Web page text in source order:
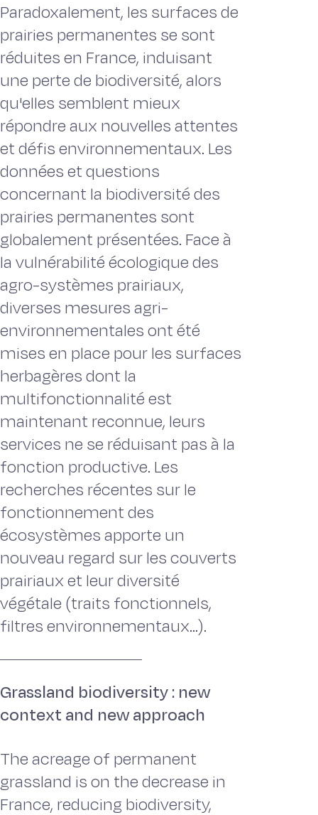
Paradoxalement, les surfaces de
prairies permanentes se sont
réduites en France, induisant
une perte de biodiversité, alors
qu'elles semblent mieux
répondre aux nouvelles attentes
et défis environnementaux. Les
données et questions
concernant la biodiversité des
prairies permanentes sont
globalement présentées. Face à
la vulnérabilité écologique des
agro-systèmes prairiaux,
diverses mesures agri-
environnementales ont été
mises en place pour les surfaces
herbagères dont la
multifonctionnalité est
maintenant reconnue, leurs
services ne se réduisant pas à la
fonction productive. Les
recherches récentes sur le
fonctionnement des
écosystèmes apporte un
nouveau regard sur les couverts
prairiaux et leur diversité
végétale (traits fonctionnels,
filtres environnementaux...).
Grassland biodiversity : new
context and new approach
The acreage of permanent
grassland is on the decrease in
France, reducing biodiversity,